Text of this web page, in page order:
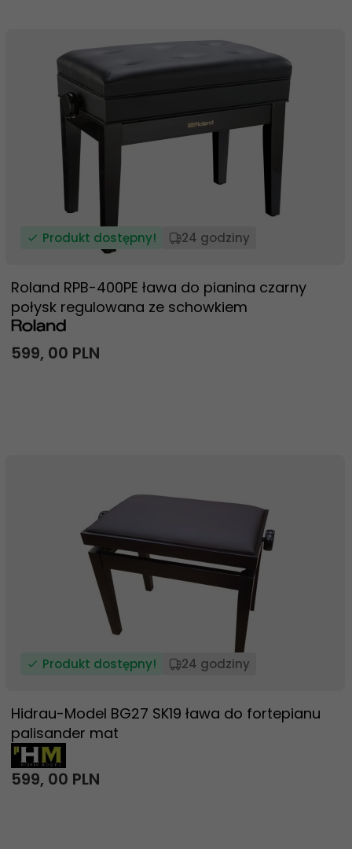
Produkt dostępny! 24 godziny
Roland RPB-400PE ława do pianina czarny
połysk regulowana ze schowkiem
599, 00 PLN
Produkt dostępny! 24 godziny
Hidrau-Model BG27 SK19 ława do fortepianu
palisander mat
599, 00 PLN